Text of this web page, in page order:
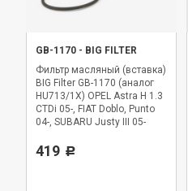
GB-1170 - BIG FILTER
Фильтр масляный (вставка)
BIG Filter GB-1170 (аналог
HU713/1X) OPEL Astra H 1.3
CTDi 05-, FIAT Doblo, Punto
04-, SUBARU Justy III 05-
419 Р